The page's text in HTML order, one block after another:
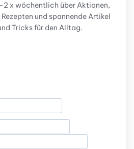
2 x wöchentlich über Aktionen,
und spannende Artikel
Tricks für den Alltag.